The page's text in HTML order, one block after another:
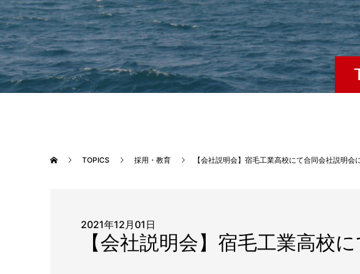
TOPICS 採用・教育 【会社説明会】宿毛工業高校にて合同会社説明会
2021年12月01日
【会社説明会】宿毛工業高校